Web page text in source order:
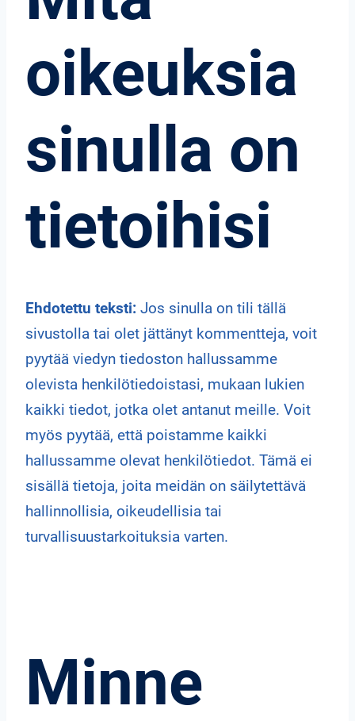
oikeuksia
sinulla on
tietoihisi
Ehdotettu teksti: Jos sinulla on tili tällä
sivustolla tai olet jättänyt kommentteja, voit
pyytää viedyn tiedoston hallussamme
olevista henkilötiedoistasi, mukaan lukien
kaikki tiedot, jotka olet antanut meille. Voit
myös pyytää, että poistamme kaikki
hallussamme olevat henkilötiedot. Tämä ei
sisällä tietoja, joita meidän on säilytettävä
hallinnollisia, oikeudellisia tai
turvallisuustarkoituksia varten.
Minne